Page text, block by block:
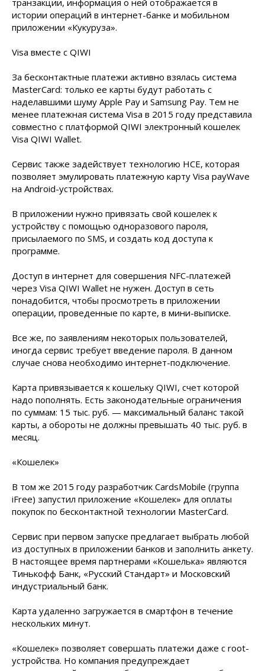
транзакции, информация о ней отображается в
истории операций в интернет-банке​ и мобильном
приложении «Кукуруза».
Visa вместе с QIWI
За бесконтактные платежи активно взялась система
MasterCard: только ее карты будут работать с
наделавшими шуму Apple Pay и Samsung Pay. Тем не
менее платежная система Visa в 2015 году представила
совместно с платформой QIWI электронный кошелек
Visa QIWI Wallet.
Сервис также задействует технологию HCE, которая
позволяет эмулировать платежную карту Visa payWave
на Android-устройствах.
В приложении нужно привязать свой кошелек к
устройству с помощью одноразового пароля,
присылаемого по SMS, и создать код доступа к
программе.
Доступ в интернет для совершения NFC-платежей
через Visa QIWI Wallet не нужен. Доступ в сеть
понадобится, чтобы просмотреть в приложении
операции, проведенные по карте, в мини-выписке.
Все же, по заявлениям некоторых пользователей,
иногда сервис требует введение пароля. В данном
случае снова необходимо интернет-подключение.
Карта привязывается к кошельку QIWI, счет которой
надо пополнять. Есть законодательные ограничения
по суммам: 15 тыс. руб. — максимальный баланс такой
карты, а обороты не должны превышать 40 тыс. руб. в
месяц.
«Кошелек»
В том же 2015 году разработчик CardsMobile (группа
iFree) запустил приложение «Кошелек» для оплаты
покупок по бесконтактной технологии MasterCard.
Сервис при первом запуске предлагает выбрать любой
из доступных в приложении банков и заполнить анкету.
В настоящее время партнерами «Кошелька» являются
Тинькофф Банк, «Русский Стандарт» и Московский
индустриальный банк.
Карта удаленно загружается в смартфон в течение
нескольких минут.
«Кошелек» позволяет совершать платежи даже с root-
устройства. Но компания предупреждает